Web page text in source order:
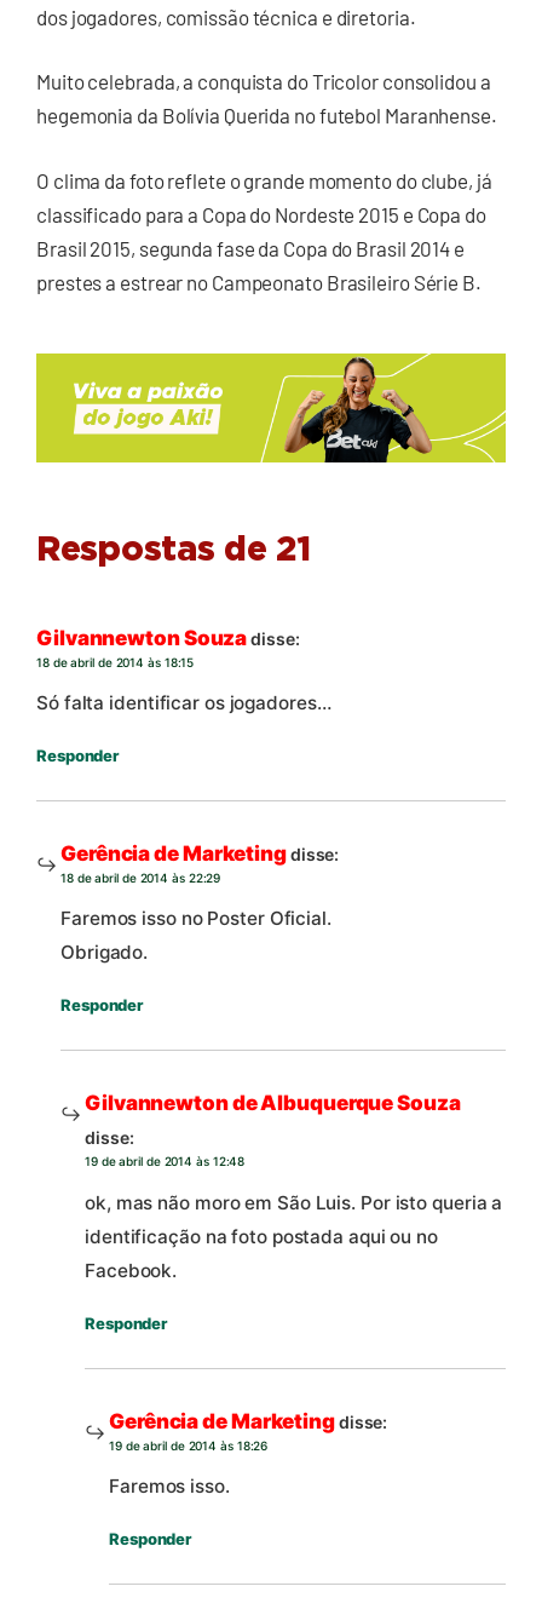
dos jogadores, comissão técnica e diretoria.
Muito celebrada, a conquista do Tricolor consolidou a
hegemonia da Bolívia Querida no futebol Maranhense.
O clima da foto reflete o grande momento do clube, já
classificado para a Copa do Nordeste 2015 e Copa do
Brasil 2015, segunda fase da Copa do Brasil 2014 e
prestes a estrear no Campeonato Brasileiro Série B.
Respostas de 21
Gilvannewton Souzadisse:
18 de abril de 2014 às 18:15
Só falta identificar os jogadores…
Responder
Gerência de Marketingdisse:
18 de abril de 2014 às 22:29
Faremos isso no Poster Oficial.
Obrigado.
Responder
Gilvannewton de Albuquerque Souza
disse:
19 de abril de 2014 às 12:48
ok, mas não moro em São Luis. Por isto queria a
identificação na foto postada aqui ou no
Facebook.
Responder
Gerência de Marketingdisse:
19 de abril de 2014 às 18:26
Faremos isso.
Responder